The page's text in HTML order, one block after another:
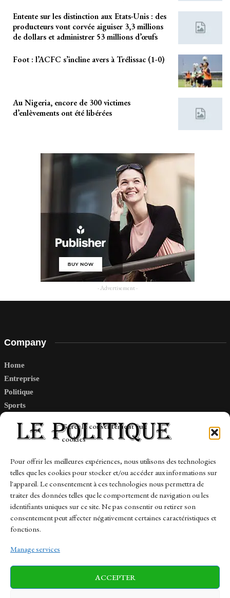
Gérer le consentement aux
cookies
Pour offrir les meilleures expériences, nous utilisons des technologies
telles que les cookies pour stocker et/ou accéder aux informations sur
l'appareil. Le consentement à ces technologies nous permettra de
traiter des données telles que le comportement de navigation ou les
identifiants uniques sur ce site. Ne pas consentir ou retirer son
consentement peut affecter négativement certaines caractéristiques et
fonctions.
Manage services
ACCEPTER
Entente sur les distinction aux Etats-Unis : des
producteurs vont corvée aiguiser 3,3 millions
de dollars et administrer 53 millions d’œufs
Foot : l’ACFC s’incline avers à Trélissac (1-0)
Au Nigeria, encore de 300 victimes
d’enlèvements ont été libérées
- Advertisement -
Company
Home
Entreprise
Politique
Sports
Links
Contact
Sitemap
News Finance-Marches Politics
Business Tech Health Sports Travel